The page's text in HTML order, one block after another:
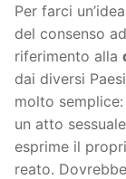
Per farci
del consenso
riferimento alla
dai diversi
molto
un atto
esprime il
reato.